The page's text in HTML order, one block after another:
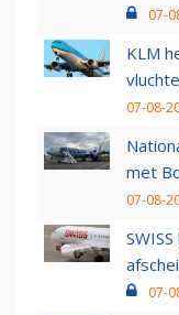
07-
KLM
07-08-
met
07-08-
07-